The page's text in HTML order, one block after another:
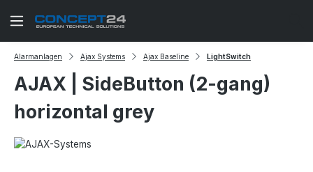
Zum Hauptinhalt springen
Alarmanlagen Ajax Systems Ajax Baseline LightSwitch
AJAX | SideButton (2-gang)
horizontal grey